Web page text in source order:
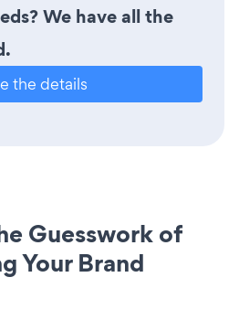
We have all the
the details
Guesswork of
Your Brand